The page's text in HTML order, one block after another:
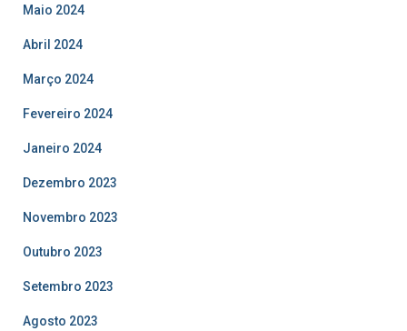
Maio 2024
Abril 2024
Março 2024
Fevereiro 2024
Janeiro 2024
Dezembro 2023
Novembro 2023
Outubro 2023
Setembro 2023
Agosto 2023